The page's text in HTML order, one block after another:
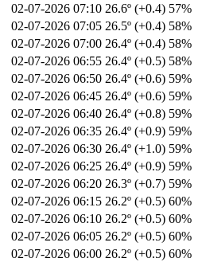
02-07-2026 07:10 26.6º (+0.4) 57%
02-07-2026 07:05 26.5º (+0.4) 58%
02-07-2026 07:00 26.4º (+0.4) 58%
02-07-2026 06:55 26.4º (+0.5) 58%
02-07-2026 06:50 26.4º (+0.6) 59%
02-07-2026 06:45 26.4º (+0.6) 59%
02-07-2026 06:40 26.4º (+0.8) 59%
02-07-2026 06:35 26.4º (+0.9) 59%
02-07-2026 06:30 26.4º (+1.0) 59%
02-07-2026 06:25 26.4º (+0.9) 59%
02-07-2026 06:20 26.3º (+0.7) 59%
02-07-2026 06:15 26.2º (+0.5) 60%
02-07-2026 06:10 26.2º (+0.5) 60%
02-07-2026 06:05 26.2º (+0.5) 60%
02-07-2026 06:00 26.2º (+0.5) 60%